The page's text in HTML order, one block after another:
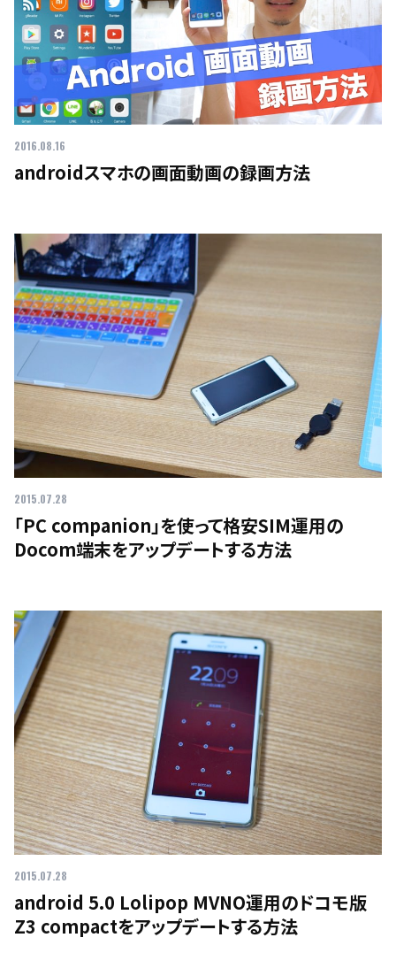
2016.08.16
androidスマホの画面動画の録画方法
2015.07.28
「PC companion」を使って格安SIM運用の
Docom端末をアップデートする方法
2015.07.28
android 5.0 Lolipop MVNO運用のドコモ版
Z3 compactをアップデートする方法